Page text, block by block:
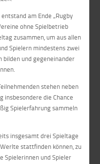
am Ende „Rugby
ohne Spielbetrieb
zusammen, um aus allen
Spielern mindestens zwei
und gegeneinander
stehen neben
insbesondere die Chance
Spielerfahrung sammeln
insgesamt drei Spieltage
stattfinden können, zu
Spielerinnen und Spieler